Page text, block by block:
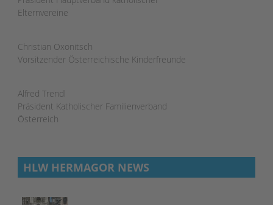
Elternvereine
Christian Oxonitsch
Vorsitzender Österreichische Kinderfreunde
Alfred Trendl
Präsident Katholischer Familienverband
Österreich
HLW HERMAGOR NEWS